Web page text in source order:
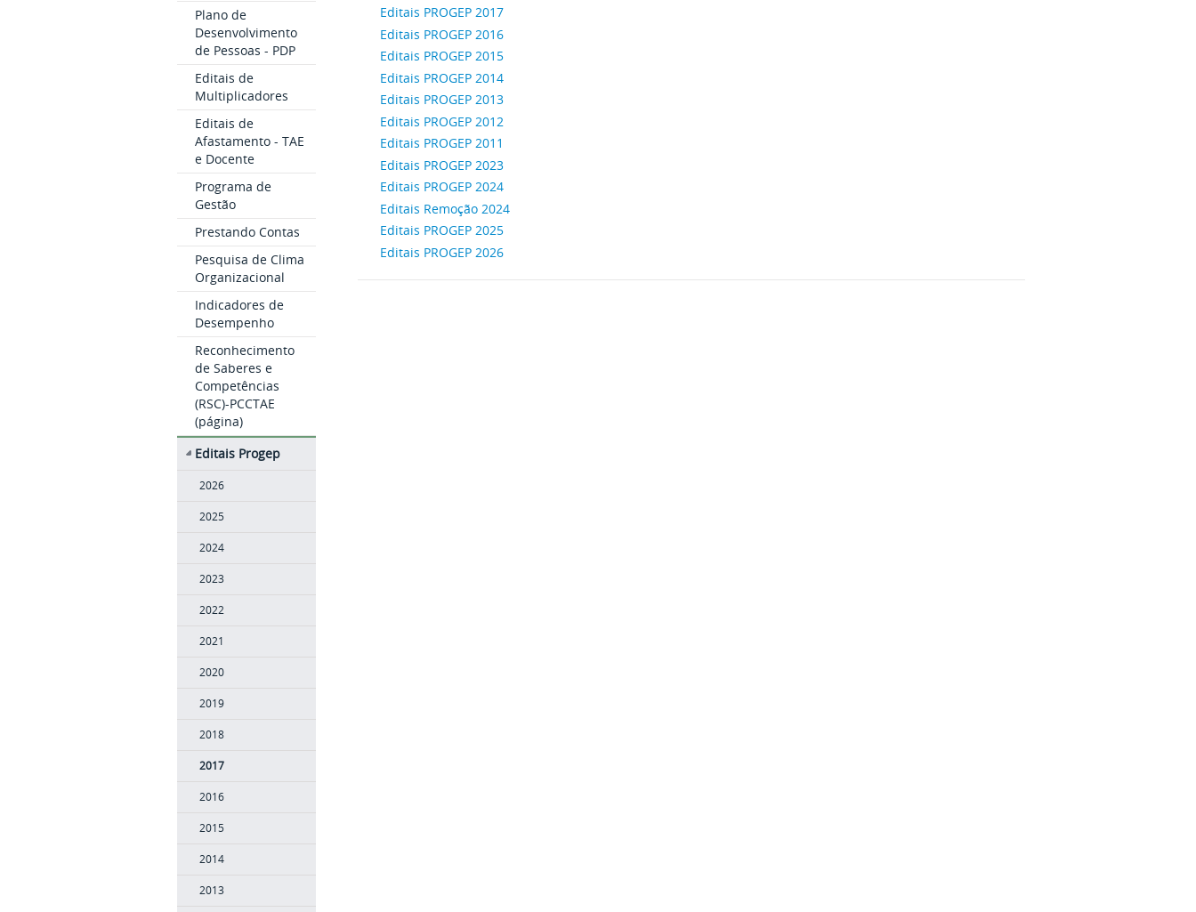
Plano de
Desenvolvimento
de Pessoas - PDP
Editais de
Multiplicadores
Editais de
Afastamento - TAE
e Docente
Programa de
Gestão
Prestando Contas
Pesquisa de Clima
Organizacional
Indicadores de
Desempenho
Reconhecimento
de Saberes e
Competências
(RSC)-PCCTAE
(página)
Editais Progep
2026
2025
2024
2023
2022
2021
2020
2019
2018
2017
2016
2015
2014
2013
Editais PROGEP 2017
Editais PROGEP 2016
Editais PROGEP 2015
Editais PROGEP 2014
Editais PROGEP 2013
Editais PROGEP 2012
Editais PROGEP 2011
Editais PROGEP 2023
Editais PROGEP 2024
Editais Remoção 2024
Editais PROGEP 2025
Editais PROGEP 2026